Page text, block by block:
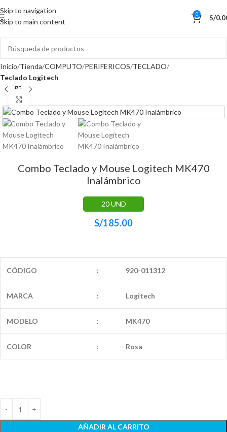
Skip to navigation
Skip to main content
0 S/
Inicio Tienda COMPUTO PERIFERICOS TECLADO
Teclado Logitech
Combo Teclado y Mouse Logitech MK470
Inalámbrico
20 UND
S/185.00
CÓDIGO : 920-011312
MARCA : Logitech
MODELO : MK470
COLOR : Rosa
AÑADIR AL CARRITO